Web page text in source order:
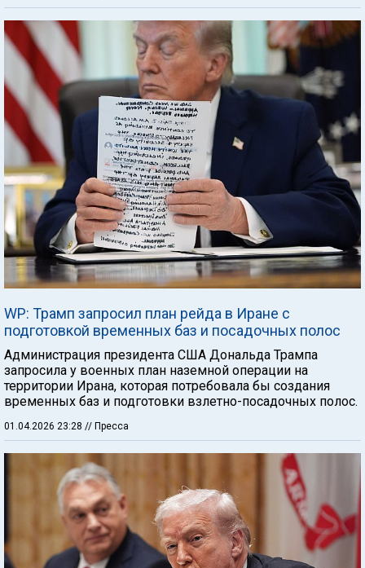
WP: Трамп запросил план рейда в Иране с
подготовкой временных баз и посадочных полос
Администрация президента США Дональда Трампа
запросила у военных план наземной операции на
территории Ирана, которая потребовала бы создания
временных баз и подготовки взлетно-посадочных полос.
01.04.2026 23:28 // Пресса